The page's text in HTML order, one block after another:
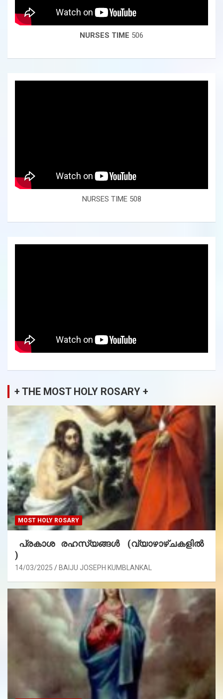
NURSES TIME 506
NURSES TIME 508
+ THE MOST HOLY ROSARY +
MOST HOLY ROSARY
പ്രകാശ രഹസ്യങ്ങൾ (വ്യാഴാഴ്ചകളിൽ
)
14/03/2025 BAIJU JOSEPH KUMBLANKAL